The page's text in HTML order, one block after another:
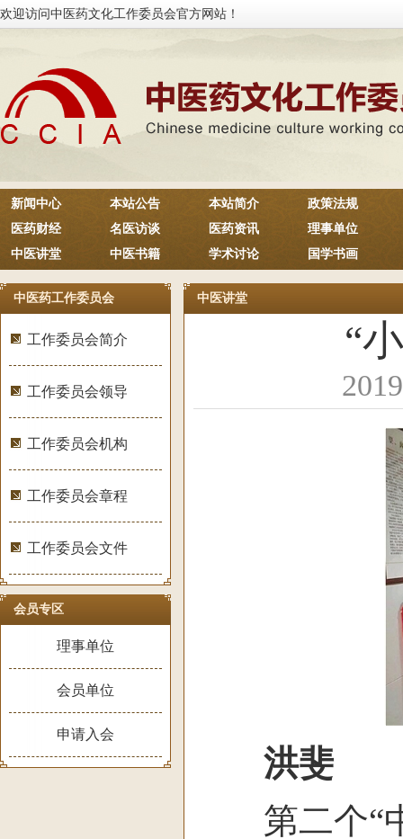
欢迎访问中医药文化工作委员会官方网站！
新闻中心 本站公告 本站简介
政策法规
医药财经
名医访谈 医药资讯
理事单位
中医讲堂
中医书籍 学术讨论 国学书画
中医药工作委员会
工作委员会简介
工作委员会领导
工作委员会机构
工作委员会章程
工作委员会文件
会员专区
理事单位
会员单位
申请入会
中医讲堂
“
洪斐
第二个“中